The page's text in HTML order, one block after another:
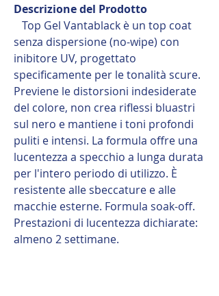
Descrizione del Prodotto
Top Gel Vantablack è un top coat
senza dispersione (no-wipe) con
inibitore UV, progettato
specificamente per le tonalità scure.
Previene le distorsioni indesiderate
del colore, non crea riflessi bluastri
sul nero e mantiene i toni profondi
puliti e intensi. La formula offre una
lucentezza a specchio a lunga durata
per l'intero periodo di utilizzo. È
resistente alle sbeccature e alle
macchie esterne. Formula soak-off.
Prestazioni di lucentezza dichiarate:
almeno 2 settimane.